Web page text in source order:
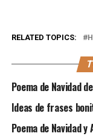
RELATED TOPICS:
Poema de Navidad
Ideas de frases
Poema de Navidad y